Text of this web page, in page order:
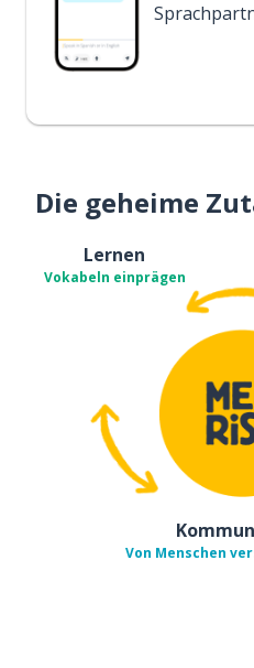
Die geheime
Lernen
Vokabeln einprägen
Von Menschen